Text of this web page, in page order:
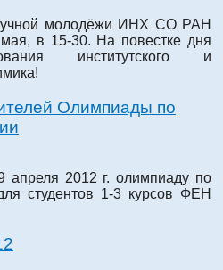
молодёжи ИНХ СО РАН
мая, в 15-30. На повестке дня
институтского и
Олимпиады по
2012 г. олимпиаду по
студентов 1-3 курсов ФЕН